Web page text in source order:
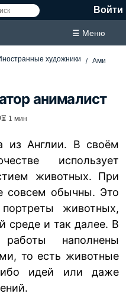
Войти
☰ Меню
художники
Ами
анималист
⏳ 1 мин
Англии. В своём
использует
животных. При
совсем обычны. Это
животных,
среде и так далее. В
работы наполнены
то есть животные
идей или даже